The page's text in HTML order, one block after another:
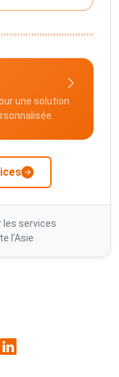
une solution
les services
l'Asie